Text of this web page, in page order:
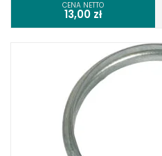
CENA NETTO
13,00 zł